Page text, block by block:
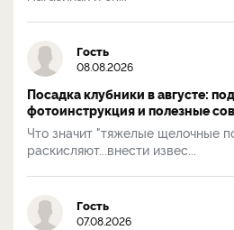
Гость
08.08.2026
Посадка клубники в августе:
фотоинструкция и полезные
Что значит "тяжелые щелочные
раскисляют...внести извес...
Гость
07.08.2026